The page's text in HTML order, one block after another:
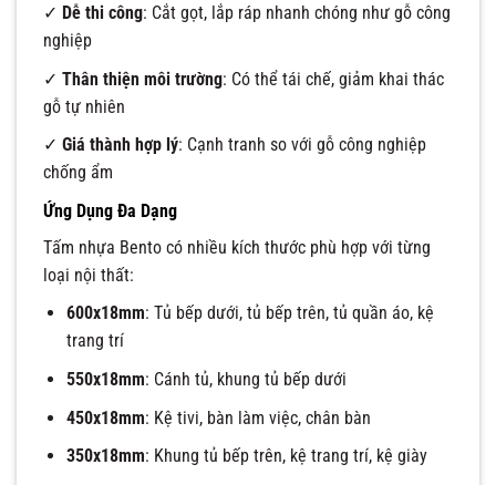
✓ Dễ thi công: Cắt gọt, lắp ráp nhanh chóng như gỗ công
nghiệp
✓ Thân thiện môi trường: Có thể tái chế, giảm khai thác
gỗ tự nhiên
✓ Giá thành hợp lý: Cạnh tranh so với gỗ công nghiệp
chống ẩm
Ứng Dụng Đa Dạng
Tấm nhựa Bento có nhiều kích thước phù hợp với từng
loại nội thất:
600x18mm: Tủ bếp dưới, tủ bếp trên, tủ quần áo, kệ
trang trí
550x18mm: Cánh tủ, khung tủ bếp dưới
450x18mm: Kệ tivi, bàn làm việc, chân bàn
350x18mm: Khung tủ bếp trên, kệ trang trí, kệ giày